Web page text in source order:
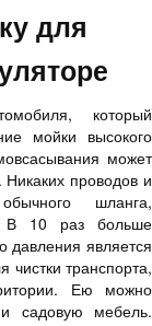
для
который
мойки высокого
может
проводов и
шланга,
В 10 раз больше
давления является
транспорта,
Ею можно
садовую мебель.